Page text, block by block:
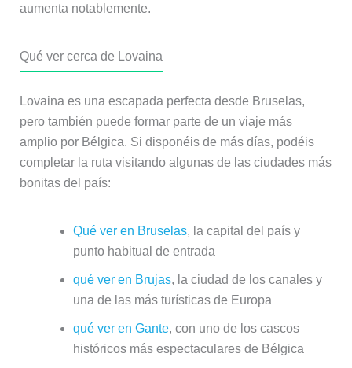
aumenta notablemente.
Qué ver cerca de Lovaina
Lovaina es una escapada perfecta desde Bruselas,
pero también puede formar parte de un viaje más
amplio por Bélgica. Si disponéis de más días, podéis
completar la ruta visitando algunas de las ciudades más
bonitas del país:
Qué ver en Bruselas, la capital del país y
punto habitual de entrada
qué ver en Brujas, la ciudad de los canales y
una de las más turísticas de Europa
qué ver en Gante, con uno de los cascos
históricos más espectaculares de Bélgica